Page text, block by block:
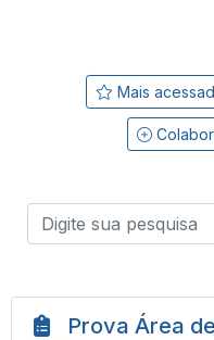
Mais
Prova Área